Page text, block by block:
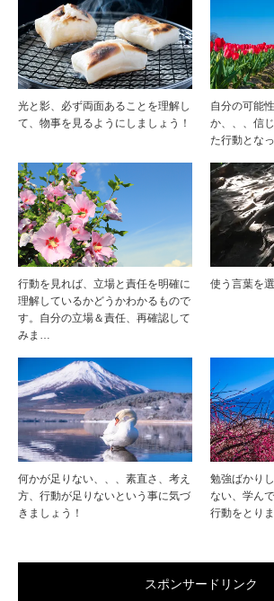
光と影、必ず両面あることを理解し
て、物事を見るようにしましょう！
自分の可能
か、、、信
た行動とな
行動を見れば、立場と責任を明確に
理解しているかどうかわかるもので
す。自分の立場＆責任、再確認して
みま…
使う言葉を
何かが足りない、、、素直さ、考え
方、行動が足りないという事に気づ
きましょう！
勉強ばかり
ない、学ん
行動をとり
スポンサードリンク